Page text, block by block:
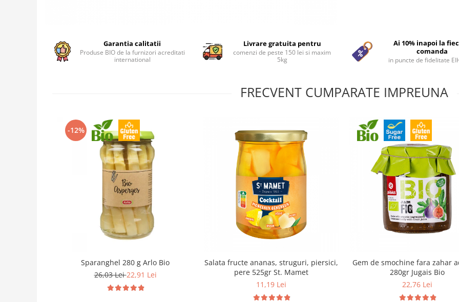
Garantia calitatii
Produse BIO de la furnizori acreditati
international
Livrare gratuita pentru
comenzi de peste 150 lei si maxim
5kg
Ai 10% inapoi la
comanda
in puncte de fidelitate
FRECVENT CUMPARATE IMPREUNA
-12%
Sparanghel 280 g Arlo Bio
26,03 Lei22,91 Lei
Salata fructe ananas, struguri, piersici,
pere 525gr St. Mamet
11,19 Lei
Gem de smochine fara zahar
280gr Jugais Bio
22,76 Lei